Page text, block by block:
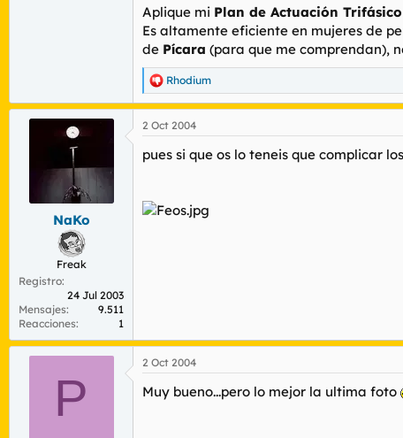
Aplique mi Plan de Actuación Trifásico
Es altamente eficiente en mujeres de
de Pícara (para que me comprendan),
R
e
a
c
i
e
s
Rhodium
NaKo
Freak
Registro
24 Jul 2003
Mensajes
9.511
Reacciones
1
2 Oct 2004
pues si que os lo teneis que complicar
P
2 Oct 2004
Muy bueno...pero lo mejor la ultima foto